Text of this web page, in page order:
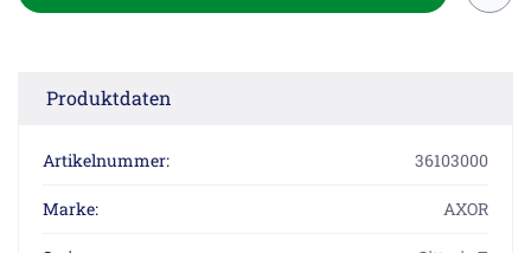
Produktdaten
Artikelnummer: 36103000
Marke: AXOR